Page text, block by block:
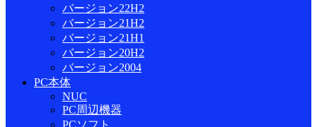
バージョン22H2
バージョン21H2
バージョン21H1
バージョン20H2
バージョン2004
PC本体
NUC
PC周辺機器
PCソフト